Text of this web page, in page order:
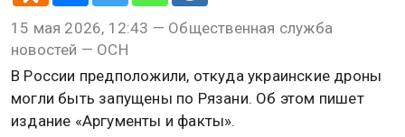
15 мая 2026, 12:43 — Общественная служба
новостей — ОСН
В России предположили, откуда украинские дроны
могли быть запущены по Рязани. Об этом пишет
издание «Аргументы и факты».